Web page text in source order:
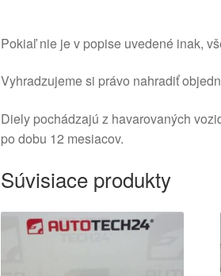
Pokiaľ nie je v popise uvedené inak,
Vyhradzujeme si právo nahradiť
Diely pochádzajú z havarovaných
po dobu 12 mesiacov.
Súvisiace produkty